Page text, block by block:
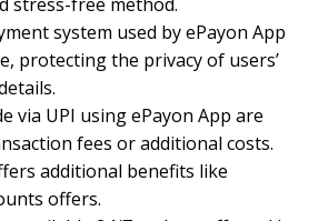
system used by ePayon App
protecting the privacy of users’
via UPI using ePayon App are
fees or additional costs.
additional benefits like
offers.